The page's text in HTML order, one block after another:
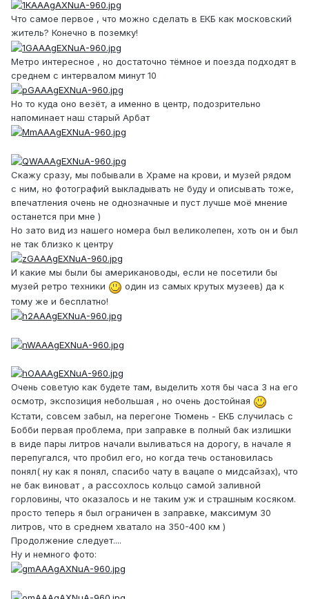
Что самое первое , что можно сделать в ЕКБ как московский
житель? Конечно в поземку!
Метро интересное , но достаточно тёмное и поезда подходят в
среднем с интервалом минут 10
Но то куда оно везёт, а именно в центр, подозрительно
напоминает наш старый Арбат
Скажу сразу, мы побывали в Храме на крови, и музей рядом
с ним, но фотографий выкладывать не буду и описывать тоже,
впечатления очень не однозначные и пуст лучше моё мнение
останется при мне )
Но зато вид из нашего номера был великолепен, хоть он и был
не так близко к центру
И какие мы были бы американоводы, если не посетили бы
музей ретро техники
один из самых крутых музеев) да к
тому же и бесплатно!
Очень советую как будете там, выделить хотя бы часа 3 на его
осмотр, экспозиция небольшая , но очень достойная
Кстати, совсем забыл, на перегоне Тюмень - ЕКБ случилась с
Бобби первая проблема, при заправке в полный бак излишки
в виде пары литров начали выливаться на дорогу, в начале я
перепугался, что пробил его, но когда течь остановилась
понял( ну как я понял, спасибо чату в вацапе о мидсайзах), что
не бак виноват , а рассохлось кольцо самой заливной
горловины, что оказалось и не таким уж и страшным косяком.
просто теперь я был ограничен в заправке, максимум 30
литров, что в среднем хватало на 350-400 км )
Продолжение следует....
Ну и немного фото: